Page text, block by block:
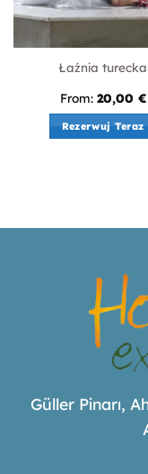
Łaźnia turecka
From: 20,00 €
Rezerwuj Teraz
Güller Pinarı,